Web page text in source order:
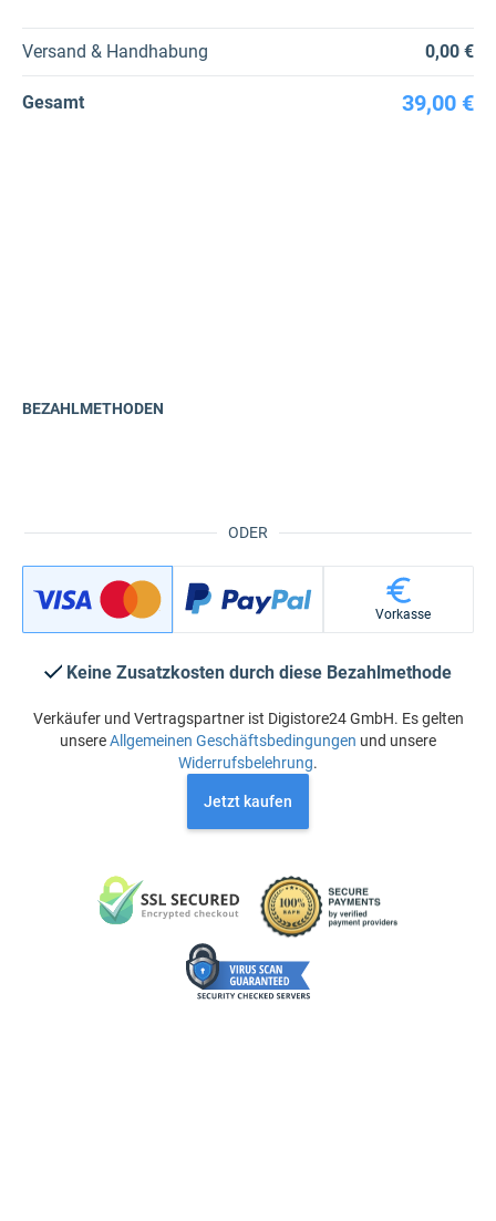
Versand & Handhabung 0,00 €
Gesamt 39,00 €
ODER
BEZAHLMETHODEN
Vorkasse
Keine Zusatzkosten durch diese Bezahlmethode
Verkäufer und Vertragspartner ist Digistore24 GmbH. Es gelten
unsereAllgemeinen Geschäftsbedingungen und unsere
Widerrufsbelehrung.
Jetzt kaufen